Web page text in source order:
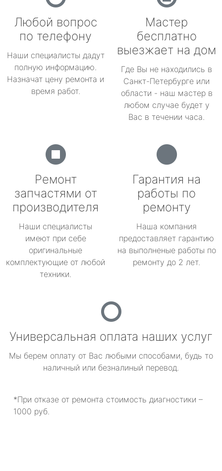
Любой вопрос
по телефону
Наши специалисты дадут
полную информацию.
Назначат цену ремонта и
время работ.
Мастер
бесплатно
выезжает на дом
Где Вы не находились в
Санкт-Петербурге или
области - наш мастер в
любом случае будет у
Вас в течении часа.
Ремонт
запчастями от
производителя
Наши специалисты
имеют при себе
оригинальные
комплектующие от любой
техники.
Гарантия на
работы по
ремонту
Наша компания
предоставляет гарантию
на выполненые работы по
ремонту до 2 лет.
Универсальная оплата наших услуг
Мы берем оплату от Вас любыми способами, будь то
наличный или безналиный перевод.
*При отказе от ремонта стоимость диагностики –
1000 руб.